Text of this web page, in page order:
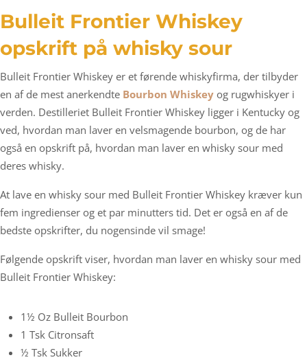
Bulleit Frontier Whiskey
opskrift på whisky sour
Bulleit Frontier Whiskey er et førende whiskyfirma, der tilbyder
en af de mest anerkendte Bourbon Whiskey og rugwhiskyer i
verden. Destilleriet Bulleit Frontier Whiskey ligger i Kentucky og
ved, hvordan man laver en velsmagende bourbon, og de har
også en opskrift på, hvordan man laver en whisky sour med
deres whisky.
At lave en whisky sour med Bulleit Frontier Whiskey kræver kun
fem ingredienser og et par minutters tid. Det er også en af de
bedste opskrifter, du nogensinde vil smage!
Følgende opskrift viser, hvordan man laver en whisky sour med
Bulleit Frontier Whiskey:
1½ Oz Bulleit Bourbon
1 Tsk Citronsaft
½ Tsk Sukker